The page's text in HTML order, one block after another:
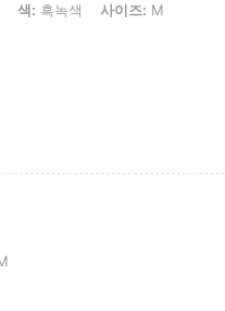
색, 사이즈: M
색: 흑녹색 사이즈: M